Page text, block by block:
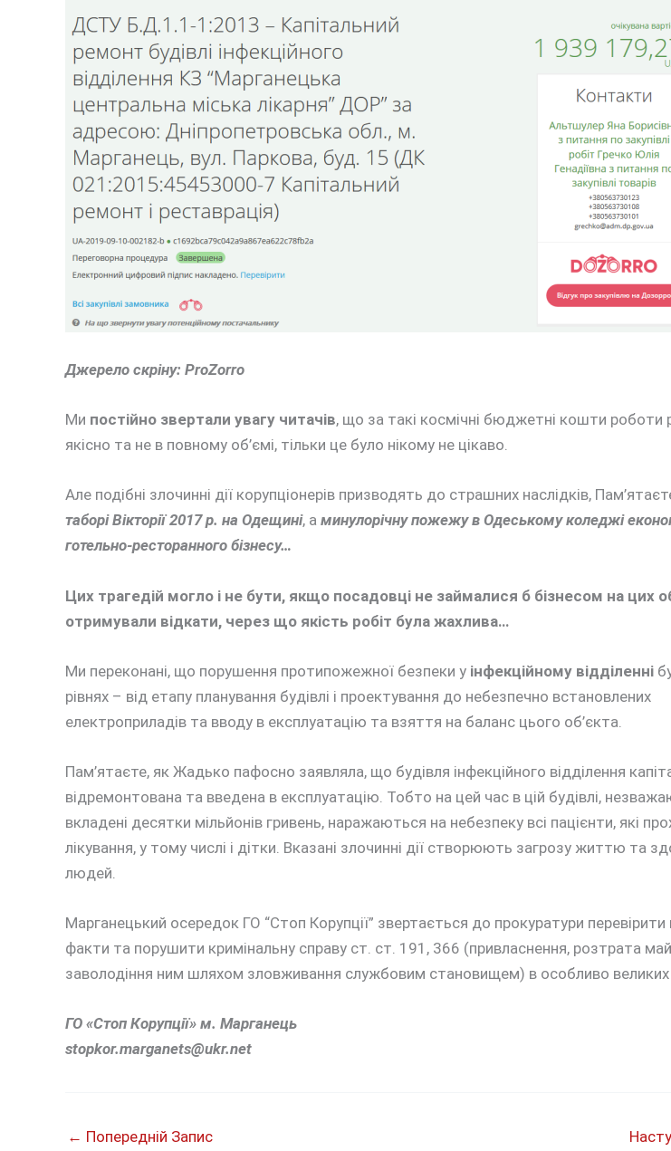
Джерело скріну: ProZorro
Ми постійно звертали увагу читачів, що за такі космічні бюджетні кошти роботи
якісно та не в повному об’ємі, тільки це було нікому не цікаво.
Але подібні злочинні дії корупціонерів призводять до страшних наслідків,
таборі Вікторії 2017 р. на Одещині, а минулорічну пожежу в Одеському коледжі
готельно-ресторанного бізнесу…
Цих трагедій могло і не бути, якщо посадовці не займалися б бізнесом на цих
отримували відкати, через що якість робіт була жахлива…
Ми переконані, що порушення протипожежної безпеки у інфекційному відділенні
рівнях – від етапу планування будівлі і проектування до небезпечно встановлених
електроприладів та вводу в експлуатацію та взяття на баланс цього об’єкта.
Пам’ятаєте, як Жадько пафосно заявляла, що будівля інфекційного відділення
відремонтована та введена в експлуатацію. Тобто на цей час в цій будівлі,
вкладені десятки мільйонів гривень, наражаються на небезпеку всі пацієнти, які
лікування, у тому числі і дітки. Вказані злочинні дії створюють загрозу життю та
людей.
Марганецький осередок ГО “Стоп Корупції” звертається до прокуратури перевірити
факти та порушити кримінальну справу ст. ст. 191, 366 (привласнення, розтрата
заволодіння ним шляхом зловживання службовим становищем) в особливо великих
ГО «Стоп Корупції» м. Марганець
stopkor.marganets@ukr.net
← Попередній Запис